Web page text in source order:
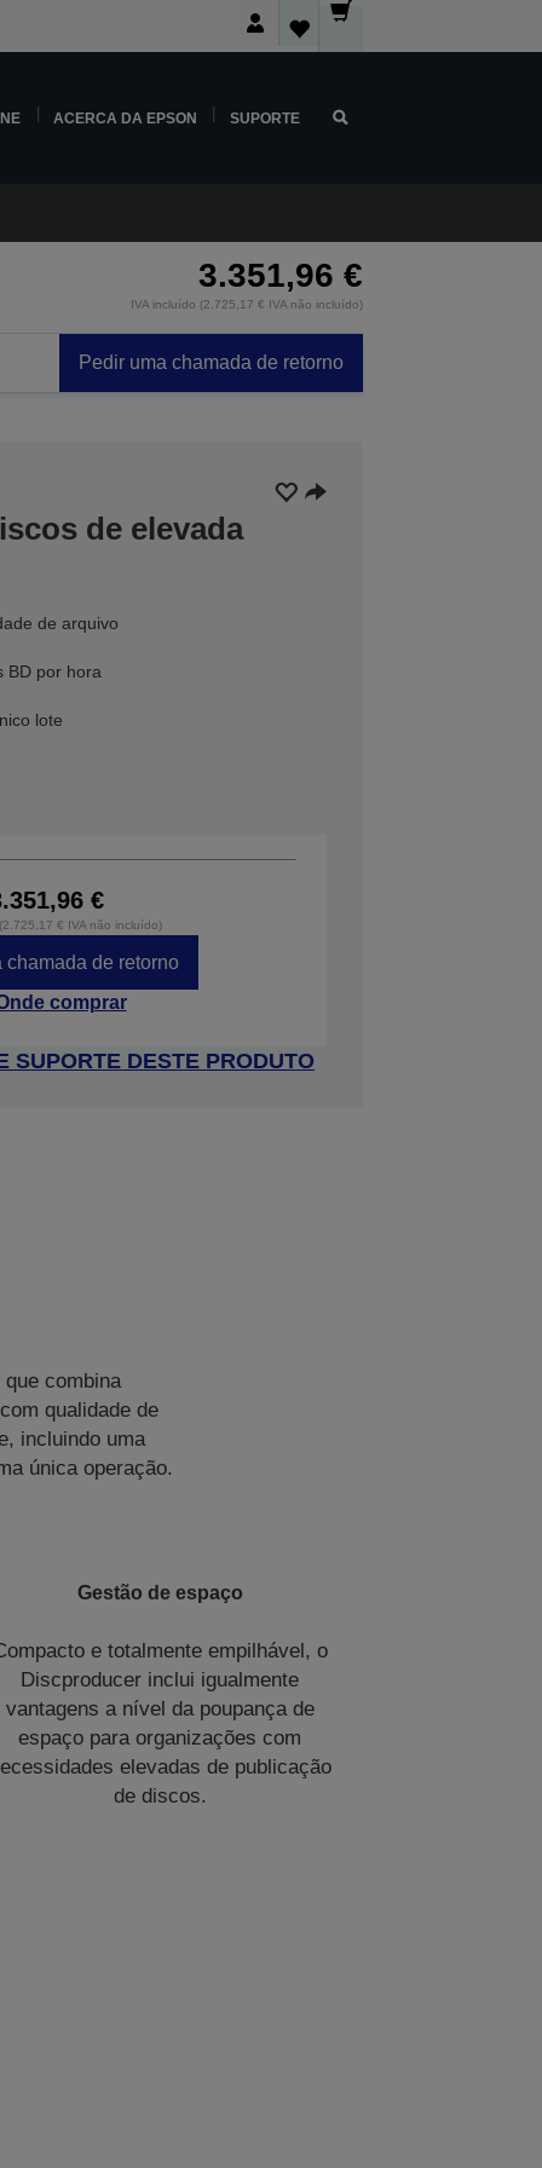
ACERCA DA EPSON SUPORTE
3.351,96 €
IVA incluído (2.725,17 € IVA não incluído)
Pedir uma chamada de retorno
de elevada
de arquivo
BD por hora
lote
€
€ IVA não incluído)
chamada de retorno
comprar
SUPORTE DESTE PRODUTO
combina
qualidade de
incluindo uma
única operação.
Gestão de espaço
e totalmente empilhável, o
Discproducer inclui igualmente
vantagens a nível da poupança de
espaço para organizações com
elevadas de publicação
de discos.